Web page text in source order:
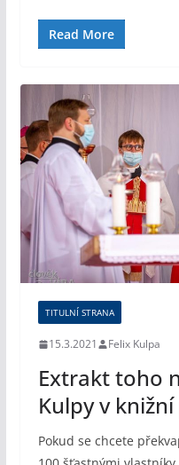
Read More
TITULNÍ STRANA
15.3.2021 Felix Kulpa
Extrakt toho
Kulpy v
Pokud se chcete